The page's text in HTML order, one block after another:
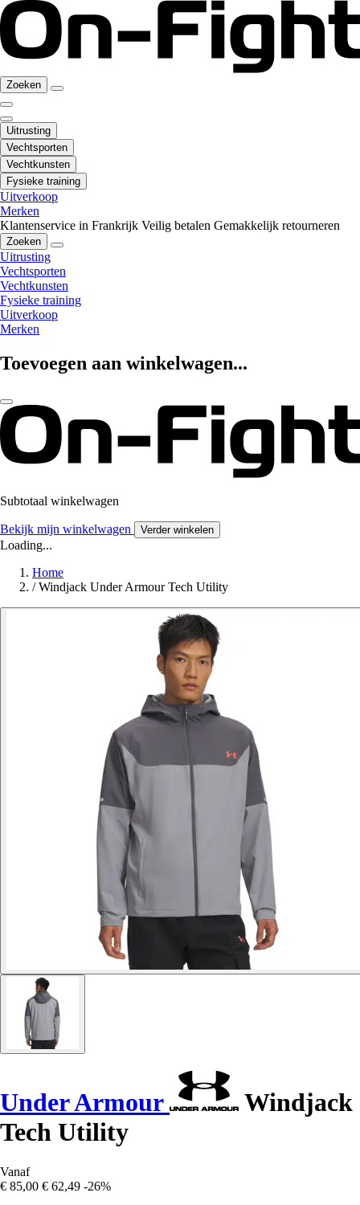
Zoeken
Uitrusting
Vechtsporten
Vechtkunsten
Fysieke training
Uitverkoop
Merken
Klantenservice in Frankrijk Veilig betalen Gemakkelijk retourneren
Zoeken
Uitrusting
Vechtsporten
Vechtkunsten
Fysieke training
Uitverkoop
Merken
Toevoegen aan winkelwagen...
Subtotaal winkelwagen
Bekijk mijn winkelwagen Verder winkelen
Loading...
Home
/ Windjack Under Armour Tech Utility
Under Armour
Windjack
Tech Utility
Vanaf
€ 85,00 € 62,49 -26%